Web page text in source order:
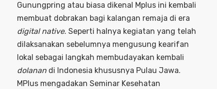
Gunungpring atau biasa dikenal Mplus ini kembali
membuat dobrakan bagi kalangan remaja di era
digital native. Seperti halnya kegiatan yang telah
dilaksanakan sebelumnya mengusung kearifan
lokal sebagai langkah membudayakan kembali
dolanan di Indonesia khususnya Pulau Jawa.
MPlus mengadakan Seminar Kesehatan